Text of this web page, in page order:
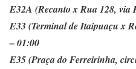
E32A (Recanto x Rua 128, via
E33 (Terminal de Itaipuaçu x
– 01:00
E35 (Praça do Ferreirinha,